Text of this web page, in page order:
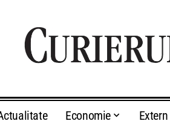
Economie Extern